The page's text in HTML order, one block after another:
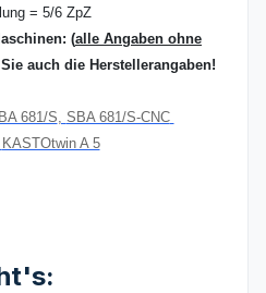
= 5/6 ZpZ
(alle Angaben ohne
auch die Herstellerangaben!
681/S, SBA 681/S-CNC
KASTOtwin A 5